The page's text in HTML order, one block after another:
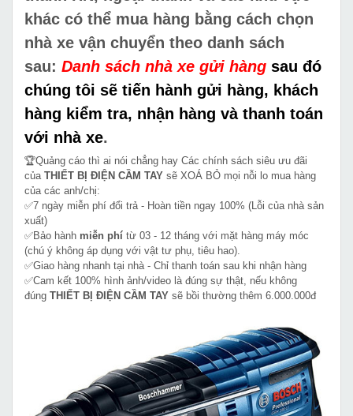
khác có thể mua hàng bằng cách chọn
nhà xe vận chuyển theo danh sách
sau: Danh sách nhà xe gửi hàng sau đó
chúng tôi sẽ tiến hành gửi hàng, khách
hàng kiểm tra, nhận hàng và thanh toán
với nhà xe.
🏆Quảng cáo thì ai nói chẳng hay Các chính sách siêu ưu đãi
của THIẾT BỊ ĐIỆN CẦM TAY sẽ XOÁ BỎ mọi nỗi lo mua hàng
của các anh/chị:
✅7 ngày miễn phí đổi trả - Hoàn tiền ngay 100% (Lỗi của nhà sản
xuất)
✅Bảo hành miễn phí từ 03 - 12 tháng với mặt hàng máy móc
(chú ý không áp dụng với vật tư phụ, tiêu hao).
✅Giao hàng nhanh tại nhà - Chỉ thanh toán sau khi nhận hàng
✅Cam kết 100% hình ảnh/video là đúng sự thật, nếu không
đúng THIẾT BỊ ĐIỆN CẦM TAY sẽ bồi thường thêm 6.000.000đ